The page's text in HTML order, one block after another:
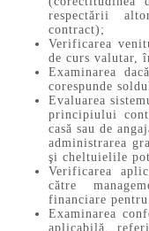
respectării
contract);
Verificarea
de curs valutar,
Examinarea
corespunde
Evaluarea
principiului
casă sau de
administrarea
şi cheltuielile
Verificarea
către
financiare
Examinarea
aplicabilă,